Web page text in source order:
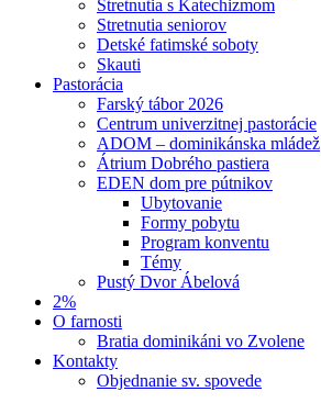
Stretnutia s Katechizmom
Stretnutia seniorov
Detské fatimské soboty
Skauti
Pastorácia
Farský tábor 2026
Centrum univerzitnej pastorácie
ADOM – dominikánska mládež
Átrium Dobrého pastiera
EDEN dom pre pútnikov
Ubytovanie
Formy pobytu
Program konventu
Témy
Pustý Dvor Ábelová
2%
O farnosti
Bratia dominikáni vo Zvolene
Kontakty
Objednanie sv. spovede